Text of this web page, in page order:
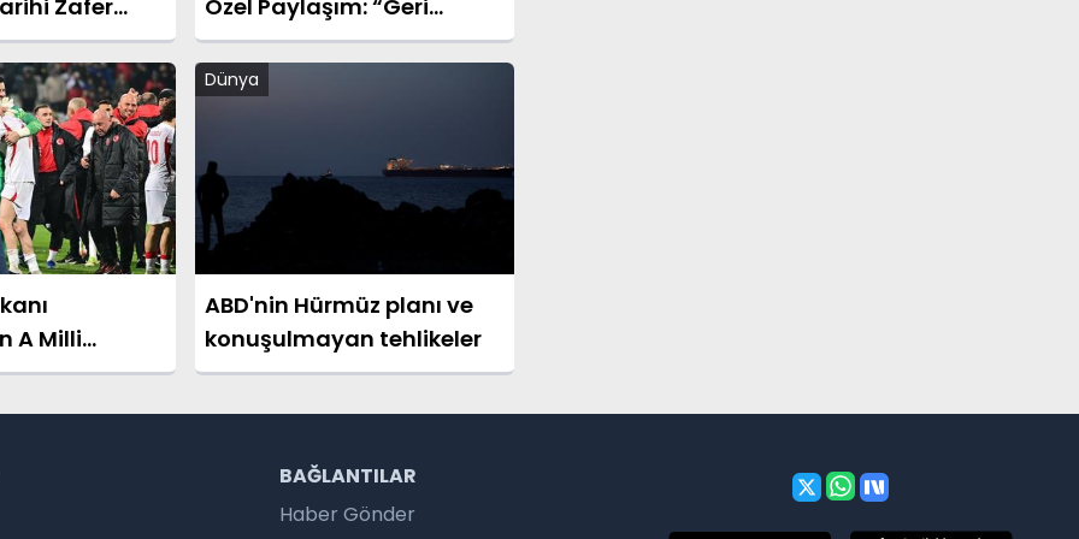
Zafer
Sözler
Özel Paylaşım: “Geri
Döndüler”
A Milli
Mesajı
Dünya
ABD'nin Hürmüz planı ve
konuşulmayan tehlikeler
BAĞLANTILAR
Haber Gönder